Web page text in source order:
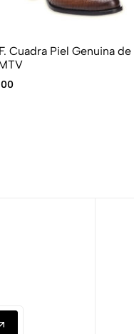
Cuadra Piel Genuina